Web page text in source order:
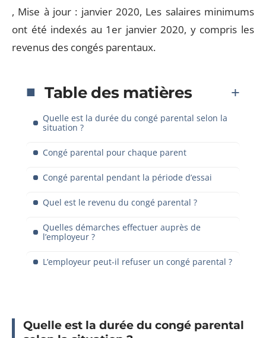
, Mise à jour : janvier 2020, Les salaires minimums
ont été indexés au 1er janvier 2020, y compris les
revenus des congés parentaux.
Table des matières
Quelle est la durée du congé parental selon la
situation ?
Congé parental pour chaque parent
Congé parental pendant la période d’essai
Quel est le revenu du congé parental ?
Quelles démarches effectuer auprès de
l’employeur ?
L’employeur peut-il refuser un congé parental ?
Quelle est la durée du congé parental